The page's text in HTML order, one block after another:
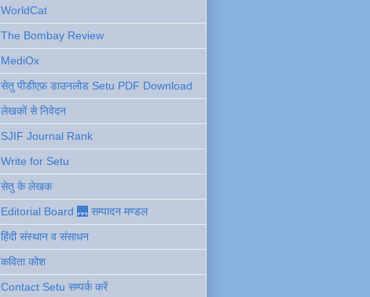
WorldCat
The Bombay Review
MediOx
सेतु पीडीएफ़ डाउनलोड Setu PDF Download
लेखकों से निवेदन
SJIF Journal Rank
Write for Setu
सेतु के लेखक
Editorial Board 🌉 सम्पादन मण्डल
हिंदी संस्थान व संसाधन
कविता कोश
Contact Setu सम्पर्क करें